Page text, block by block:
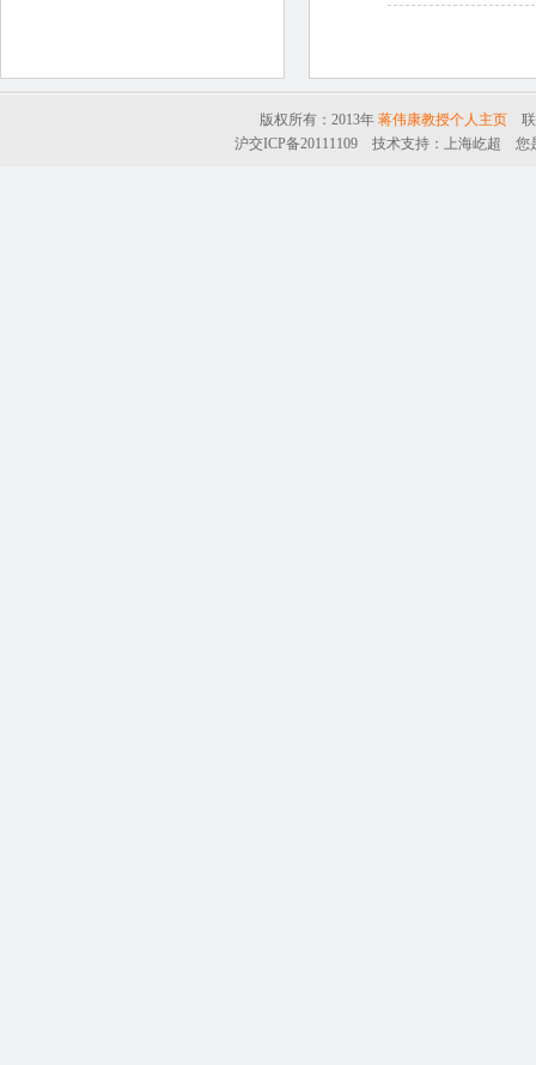
版权所有：2013年 蒋伟康教授个人主页 联
沪交ICP备20111109 技术支持： 上海屹超 您